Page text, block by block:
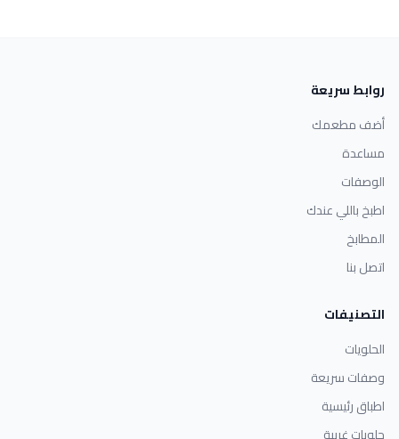
روابط سريعة
أضف مطعمك
مساعدة
الوصفات
اطبخ باللي عندك
المطابخ
اتصل بنا
التصنيفات
الحلويات
وصفات سريعة
اطباق رئيسية